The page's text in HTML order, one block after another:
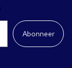
Abonneer